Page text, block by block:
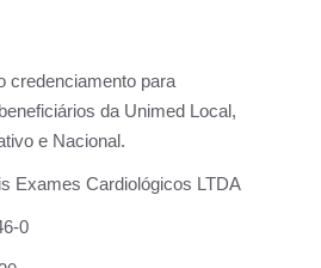
credenciamento para
da Unimed Local,
e Nacional.
Exames Cardiológicos LTDA
0